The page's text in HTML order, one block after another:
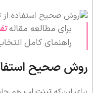
برای مطالعه مقاله
راهنمای کامل
روش صحیح